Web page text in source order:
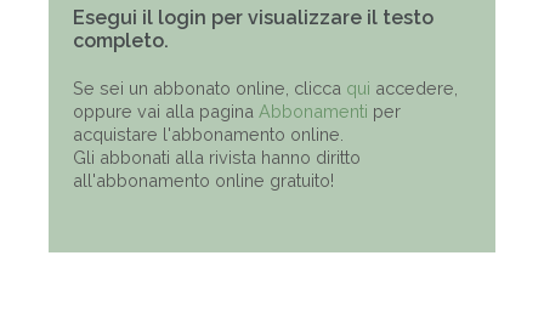
Esegui il login per visualizzare il testo
completo.
Se sei un abbonato online, clicca qui accedere,
oppure vai alla pagina Abbonamenti per
acquistare l'abbonamento online.
Gli abbonati alla rivista hanno diritto
all'abbonamento online gratuito!